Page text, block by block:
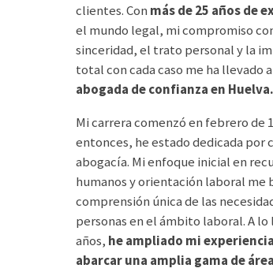
clientes. Con más de 25 años de
el mundo legal, mi compromiso
sinceridad, el trato personal y la
total con cada caso me ha llevado
abogada de confianza en Huelva.
Mi carrera comenzó en febrero de
entonces, he estado dedicada por
abogacía. Mi enfoque inicial en
humanos y orientación laboral me
comprensión única de las
personas en el ámbito laboral. A lo
años, he ampliado mi
abarcar una amplia gama de